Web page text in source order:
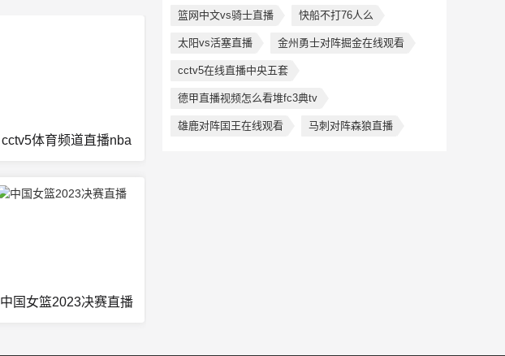
cctv5体育频道直播nba
中国女篮2023决赛直播
篮网中文vs骑士直播 快船不打76人么
太阳vs活塞直播 金州勇士对阵掘金在线观看
cctv5在线直播中央五套
德甲直播视频怎么看堆fc3典tv
雄鹿对阵囯王在线观看 马刺对阵森狼直播